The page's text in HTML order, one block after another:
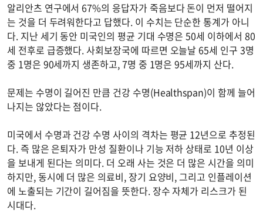
알리안츠 연구에서 67%의 응답자가 죽음보다 돈이 먼저 떨어지
는 것을 더 두려워한다고 답했다. 이 수치는 단순한 통계가 아니
다. 지난 세기 동안 미국인의 평균 기대 수명은 50세 이하에서 80
세 전후로 급증했다. 사회보장국에 따르면 오늘날 65세 인구 3명
중 1명은 90세까지 생존하고, 7명 중 1명은 95세까지 산다.
문제는 수명이 길어진 만큼 건강 수명(Healthspan)이 함께 늘어
나지는 않았다는 점이다.
미국에서 수명과 건강 수명 사이의 격차는 평균 12년으로 추정된
다. 즉 많은 은퇴자가 만성 질환이나 기능 저하 상태로 10년 이상
을 보내게 된다는 의미다. 더 오래 사는 것은 더 많은 시간을 의미
하지만, 동시에 더 많은 의료비, 장기 요양비, 그리고 인플레이션
에 노출되는 기간이 길어짐을 뜻한다. 장수 자체가 리스크가 된
시대다.